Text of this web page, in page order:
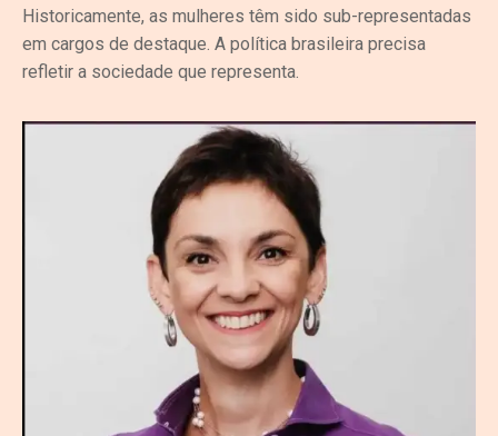
Historicamente, as mulheres têm sido sub-representadas
em cargos de destaque. A política brasileira precisa
refletir a sociedade que representa.